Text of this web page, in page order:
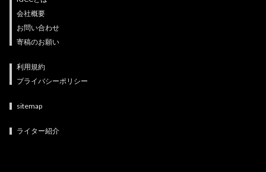
会社概要
お問い合わせ
寄稿のお願い
利用規約
プライバシーポリシー
sitemap
ライター紹介